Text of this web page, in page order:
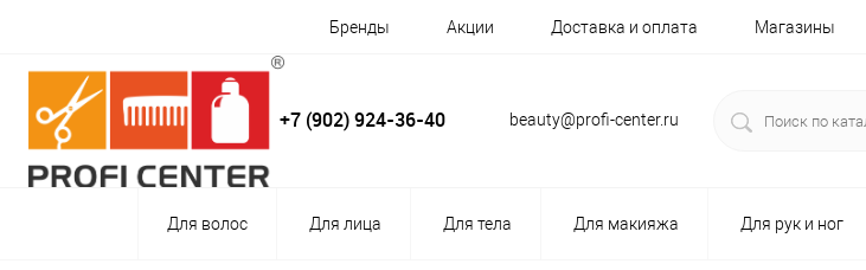
Бренды Акции Доставка и оплата Магазины
+7 (902) 924-36-40 beauty@profi-center.ru
Для волос Для лица Для тела Для макияжа Для рук и ног